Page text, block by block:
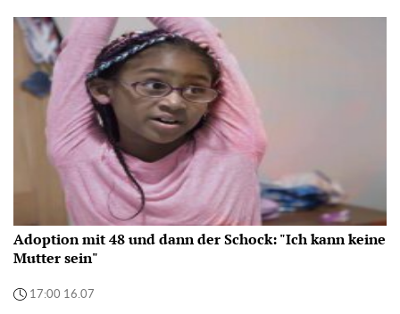
Adoption mit 48 und dann der Schock: "Ich kann keine
Mutter sein"
17:00 16.07